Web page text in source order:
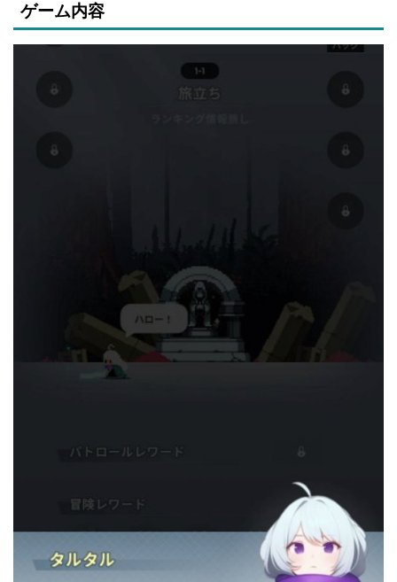
ゲーム内容